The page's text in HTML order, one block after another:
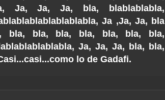
Ja, Ja, Ja, bla, blablablabla,
Ja ,Ja, Ja, bla
bla, bla, bla, bla, bla, bla, bla,
Ja, Ja, Ja, bla, bla,
lo de Gadafi.